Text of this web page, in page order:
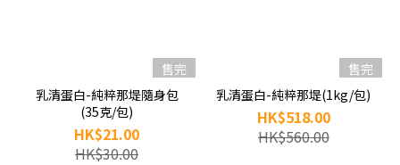
售完
乳清蛋白-純粹那堤隨身包
(35克/包)
HK$21.00
HK$30.00
售完
乳清蛋白-純粹那堤(1kg/包)
HK$518.00
HK$560.00